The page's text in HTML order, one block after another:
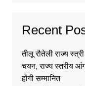
Recent
तीलू रौतेली राज्य
चयन, राज्य स्तरीय
होंगी सम्मानित